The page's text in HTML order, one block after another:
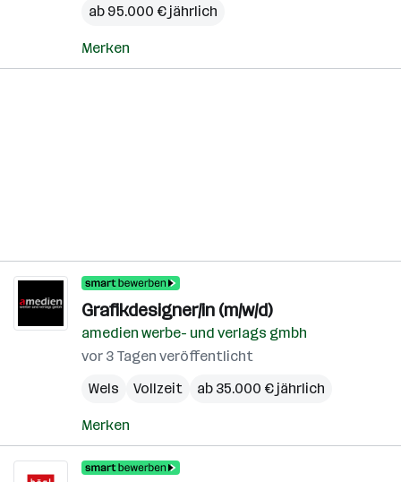
ab 95.000 € jährlich
Merken
Grafikdesigner/in (m/w/d)
amedien werbe- und verlags gmbh
vor 3 Tagen veröffentlicht
Wels
Vollzeit ab 35.000 € jährlich
Merken